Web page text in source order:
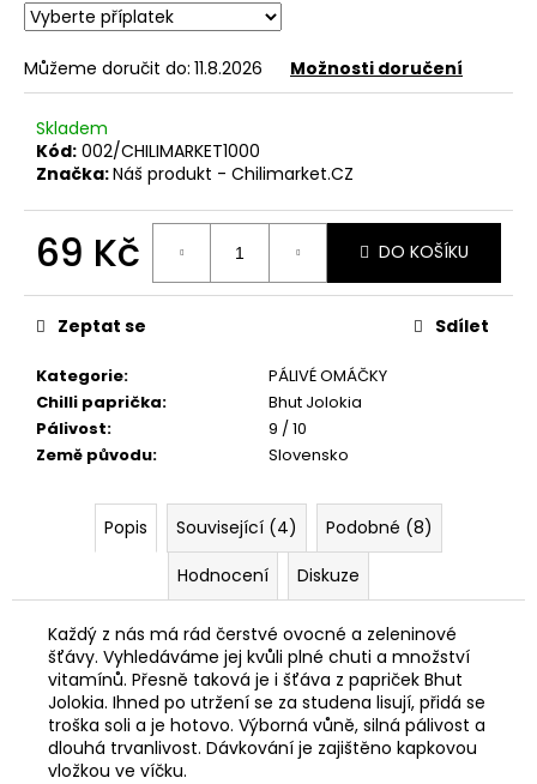
Můžeme doručit do: 11.8.2026 Možnosti doručení
Skladem
Kód: 002/CHILIMARKET1000
Značka:Náš produkt - Chilimarket.CZ
69 Kč
cena:
DO KOŠÍKU
Kategorie:
PÁLIVÉ OMÁČKY
Chilli paprička:
Bhut Jolokia
Pálivost:
9 / 10
Země původu: Slovensko
Zeptat se Sdílet
Popis Související (4)
Podobné (8)
Hodnocení
Diskuze
Každý z nás má rád čerstvé ovocné a zeleninové
šťávy. Vyhledáváme jej kvůli plné chuti a množství
vitamínů. Přesně taková je i šťáva z papriček Bhut
Jolokia. Ihned po utržení se za studena lisují, přidá se
troška soli a je hotovo. Výborná vůně, silná pálivost a
dlouhá trvanlivost. Dávkování je zajištěno kapkovou
vložkou ve víčku.
D
p
o
u
č
u
m
e
HABANERO
PASTA
40G
89
Původně: